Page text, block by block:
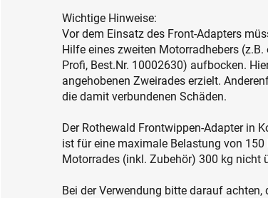
Wichtige Hinweise:
Vor dem Einsatz des Front-Adapters
Hilfe eines zweiten Motorradhebers
Profi, Best.Nr. 10002630) aufbocken.
angehobenen Zweirades erzielt.
die damit verbundenen Schäden.
Der Rothewald Frontwippen-Adapter in
ist für eine maximale Belastung von
Motorrades (inkl. Zubehör) 300 kg nicht
Bei der Verwendung bitte darauf